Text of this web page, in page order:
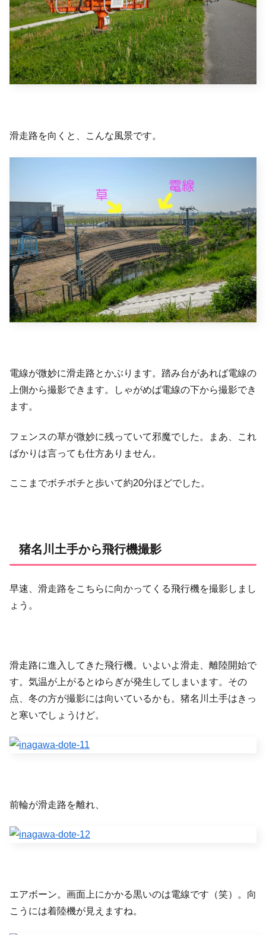
滑走路を向くと、こんな風景です。
電線が微妙に滑走路とかぶります。踏み台があれば電線の
上側から撮影できます。しゃがめば電線の下から撮影でき
ます。
フェンスの草が微妙に残っていて邪魔でした。まあ、これ
ばかりは言っても仕方ありません。
ここまでボチボチと歩いて約20分ほどでした。
猪名川土手から飛行機撮影
早速、滑走路をこちらに向かってくる飛行機を撮影しまし
ょう。
滑走路に進入してきた飛行機。いよいよ滑走、離陸開始で
す。気温が上がるとゆらぎが発生してしまいます。その
点、冬の方が撮影には向いているかも。猪名川土手はきっ
と寒いでしょうけど。
前輪が滑走路を離れ、
エアボーン。画面上にかかる黒いのは電線です（笑）。向
こうには着陸機が見えますね。